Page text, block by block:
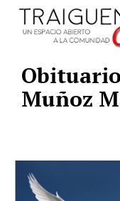
Muñoz